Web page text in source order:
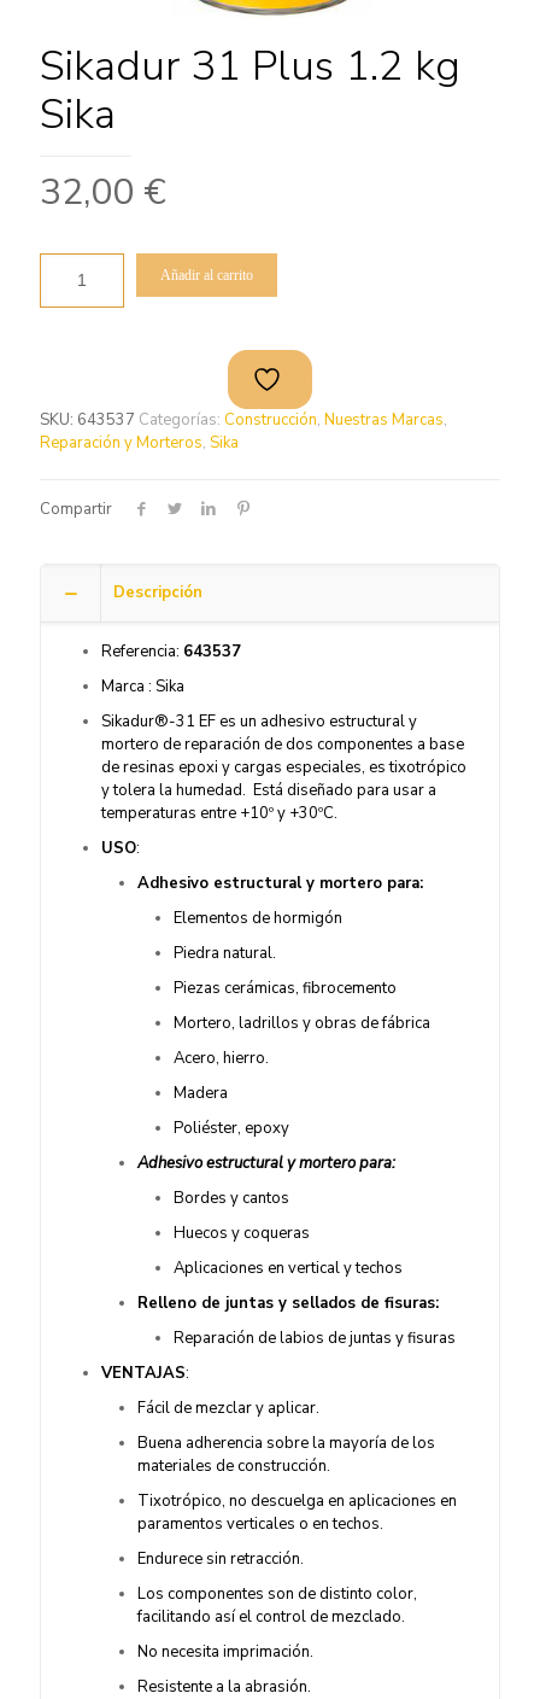
Sikadur 31 Plus 1.2 kg
Sika
32,00 €
Añadir al carrito
SKU: 643537 Categorías: Construcción, Nuestras Marcas,
Reparación y Morteros, Sika
Compartir
Descripción
Referencia: 643537
Marca : Sika
Sikadur®-31 EF es un adhesivo estructural y
mortero de reparación de dos componentes a base
de resinas epoxi y cargas especiales, es tixotrópico
y tolera la humedad. Está diseñado para usar a
temperaturas entre +10º y +30ºC.
USO:
Adhesivo estructural y mortero para:
Elementos de hormigón
Piedra natural.
Piezas cerámicas, fibrocemento
Mortero, ladrillos y obras de fábrica
Acero, hierro.
Madera
Poliéster, epoxy
Adhesivo estructural y mortero para:
Bordes y cantos
Huecos y coqueras
Aplicaciones en vertical y techos
Relleno de juntas y sellados de fisuras:
Reparación de labios de juntas y fisuras
VENTAJAS:
Fácil de mezclar y aplicar.
Buena adherencia sobre la mayoría de los
materiales de construcción.
Tixotrópico, no descuelga en aplicaciones en
paramentos verticales o en techos.
Endurece sin retracción.
Los componentes son de distinto color,
facilitando así el control de mezclado.
No necesita imprimación.
Resistente a la abrasión.